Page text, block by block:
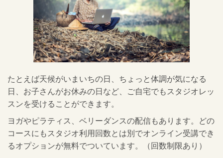
たとえば天候がいまいちの日、ちょっと体調が気になる
日、お子さんがお休みの日など、ご自宅でもスタジオレッ
スンを受けることができます。
ヨガやピラティス、ベリーダンスの配信もあります。どの
コースにもスタジオ利用回数とは別でオンライン受講でき
るオプションが無料でついています。（回数制限あり）